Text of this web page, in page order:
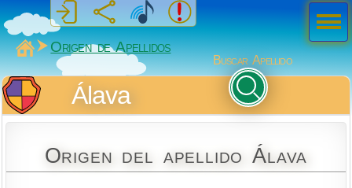
MiSabueso
Origen de Apellidos
Buscar Apellido
Álava
Origen del apellido Álava
Men
ú